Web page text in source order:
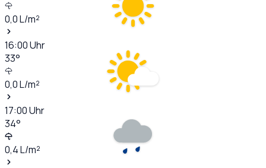
0,0L/m²
16:00Uhr
33°
0,0L/m²
17:00Uhr
34°
0,4L/m²